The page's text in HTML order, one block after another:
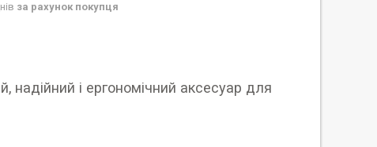
за рахунок покупця
надійний і ергономічний аксесуар для